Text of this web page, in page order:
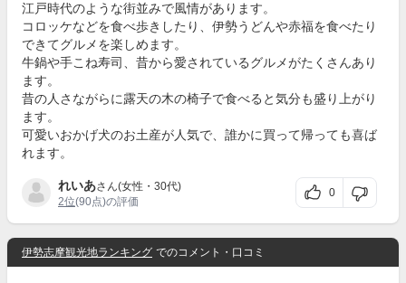
江戸時代のような街並みで風情があります。
コロッケなどを食べ歩きしたり、伊勢うどんや赤福を食べたり
できてグルメを楽しめます。
牛鍋や手こね寿司、昔から愛されているグルメがたくさんあり
ます。
昔の人さながらに露天の木の椅子で食べると気分も盛り上がり
ます。
可愛いおかげ犬のお土産が人気で、誰かに買って帰っても喜ば
れます。
れいあさん(女性・30代)
2位(90点)の評価
0
伊勢志摩観光地ランキング でのコメント・口コミ